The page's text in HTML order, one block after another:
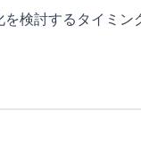
検討するタイミン